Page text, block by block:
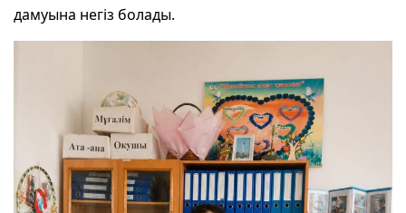
дамуына негіз болады.